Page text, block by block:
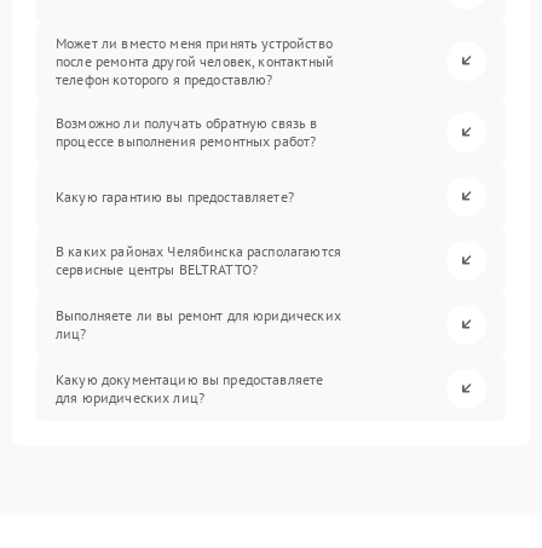
Может ли вместо меня принять устройство
после ремонта другой человек, контактный
телефон которого я предоставлю?
Возможно ли получать обратную связь в
процессе выполнения ремонтных работ?
Какую гарантию вы предоставляете?
В каких районах Челябинска располагаются
сервисные центры BELTRATTO?
Выполняете ли вы ремонт для юридических
лиц?
Какую документацию вы предоставляете
для юридических лиц?